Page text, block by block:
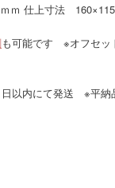
ｍ 仕上寸法 160×115
も可能です ※オフセッ
内にて発送 ※平納